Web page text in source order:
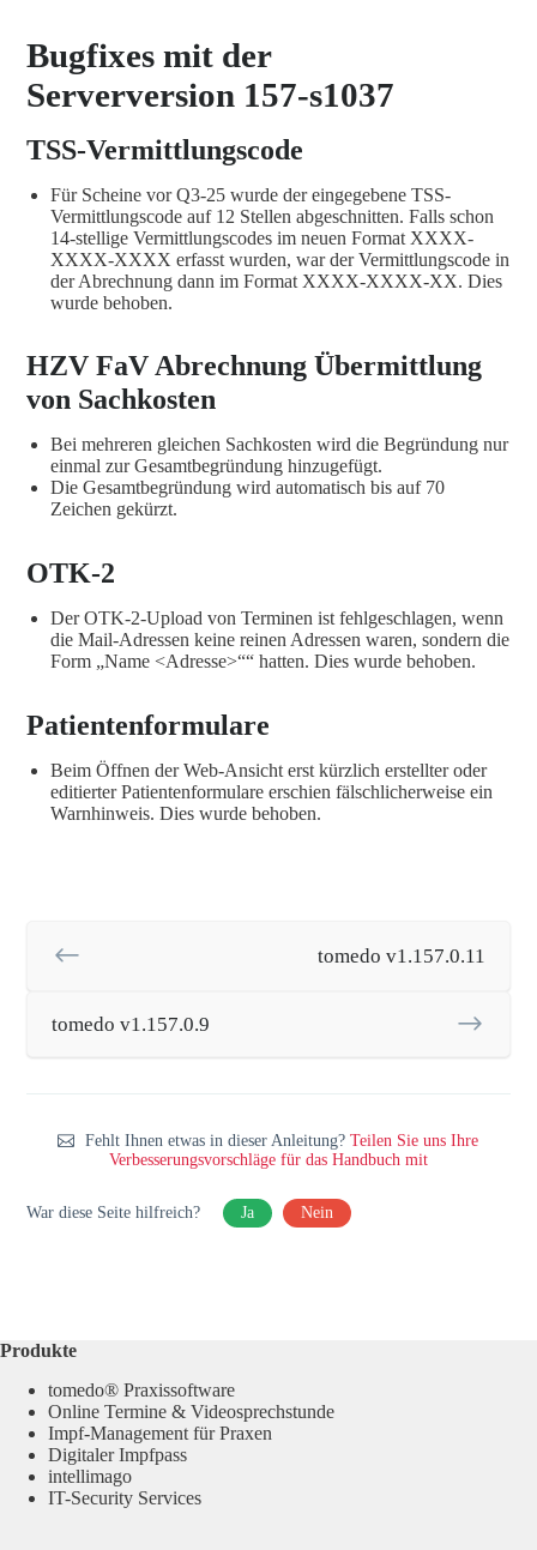
Bugfixes mit der
Serverversion 157-s1037
TSS-Vermittlungscode
Für Scheine vor Q3-25 wurde der eingegebene TSS-
Vermittlungscode auf 12 Stellen abgeschnitten. Falls schon
14-stellige Vermittlungscodes im neuen Format XXXX-
XXXX-XXXX erfasst wurden, war der Vermittlungscode in
der Abrechnung dann im Format XXXX-XXXX-XX. Dies
wurde behoben.
HZV FaV Abrechnung Übermittlung
von Sachkosten
Bei mehreren gleichen Sachkosten wird die Begründung nur
einmal zur Gesamtbegründung hinzugefügt.
Die Gesamtbegründung wird automatisch bis auf 70
Zeichen gekürzt.
OTK-2
Der OTK-2-Upload von Terminen ist fehlgeschlagen, wenn
die Mail-Adressen keine reinen Adressen waren, sondern die
Form „Name <Adresse>““ hatten. Dies wurde behoben.
Patientenformulare
Beim Öffnen der Web-Ansicht erst kürzlich erstellter oder
editierter Patientenformulare erschien fälschlicherweise ein
Warnhinweis. Dies wurde behoben.
tomedo v1.157.0.11
tomedo v1.157.0.9
Fehlt Ihnen etwas in dieser Anleitung?Teilen Sie uns Ihre
Verbesserungsvorschläge für das Handbuch mit
War diese Seite hilfreich? Ja Nein
Produkte
tomedo® Praxissoftware
Online Termine & Videosprechstunde
Impf-Management für Praxen
Digitaler Impfpass
intellimago
IT-Security Services